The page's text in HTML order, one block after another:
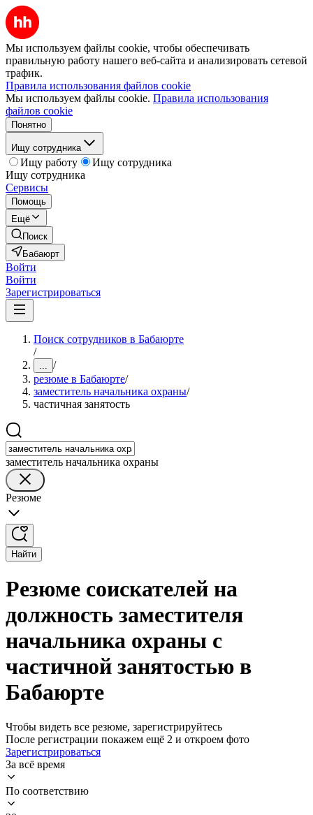
Мы используем файлы cookie, чтобы обеспечивать
правильную работу нашего веб-сайта и анализировать сетевой
трафик.
Правила использования файлов cookie
Мы используем файлы cookie. Правила использования
файлов cookie
Понятно
Ищу сотрудника
Ищу работу
Ищу сотрудника
Ищу сотрудника
Сервисы
Помощь
Ещё
Поиск
Бабаюрт
Войти
Войти
Зарегистрироваться
Поиск сотрудников в Бабаюрте
/
... /
резюме в Бабаюрте/
заместитель начальника охраны/
частичная занятость
заместитель начальника охраны
Резюме
Найти
Резюме соискателей на
должность заместителя
начальника охраны с
частичной занятостью в
Бабаюрте
Чтобы видеть все резюме, зарегистрируйтесь
После регистрации покажем ещё 2 и откроем фото
Зарегистрироваться
За всё время
По соответствию